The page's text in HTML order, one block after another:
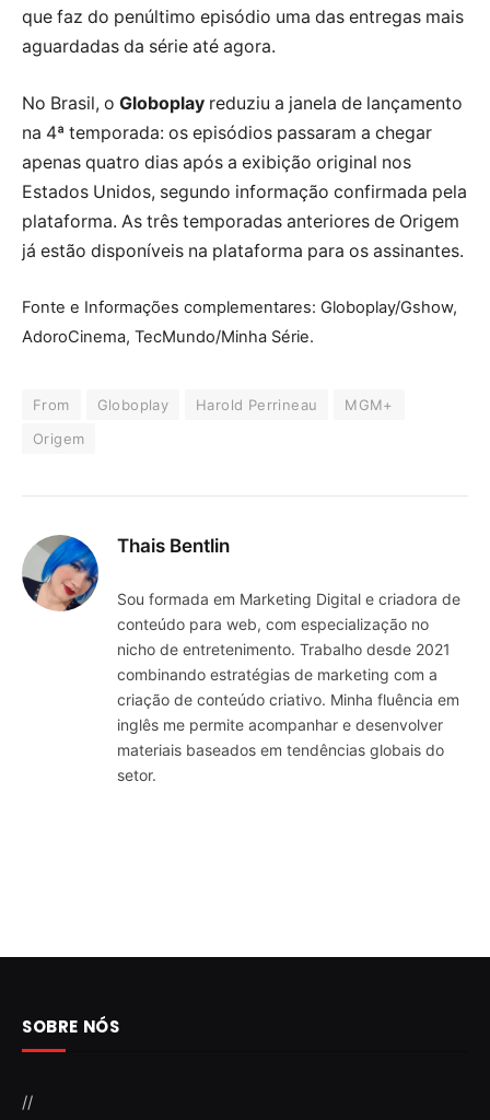
que faz do penúltimo episódio uma das entregas mais
aguardadas da série até agora.
No Brasil, o Globoplay reduziu a janela de lançamento
na 4ª temporada: os episódios passaram a chegar
apenas quatro dias após a exibição original nos
Estados Unidos, segundo informação confirmada pela
plataforma. As três temporadas anteriores de Origem
já estão disponíveis na plataforma para os assinantes.
Fonte e Informações complementares: Globoplay/Gshow,
AdoroCinema, TecMundo/Minha Série.
From Globoplay Harold Perrineau
MGM+
Origem
Thais Bentlin
Sou formada em Marketing Digital e criadora de
conteúdo para web, com especialização no
nicho de entretenimento. Trabalho desde 2021
combinando estratégias de marketing com a
criação de conteúdo criativo. Minha fluência em
inglês me permite acompanhar e desenvolver
materiais baseados em tendências globais do
setor.
SOBRE NÓS
//